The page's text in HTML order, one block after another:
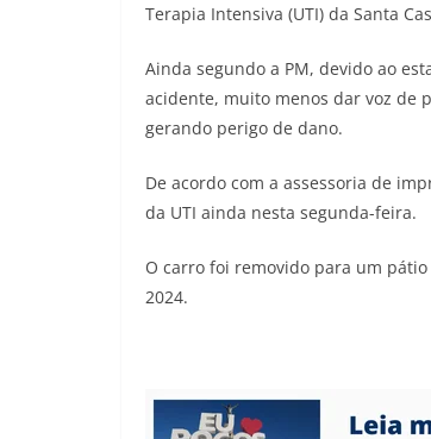
Terapia Intensiva (UTI) da Santa
Ainda segundo a PM, devido ao
acidente, muito menos dar voz de
gerando perigo de dano.
De acordo com a assessoria de
da UTI ainda nesta segunda-feira.
O carro foi removido para um
2024.